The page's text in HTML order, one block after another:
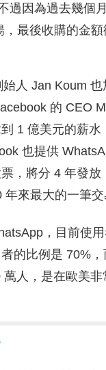
過因為過去幾個
，最後收購的金
人 Jan Koum
的 CEO
1 億美元的薪水
也提供
，將分 4 年發放
來最大的一筆交
，目前使
的比例是 70%
人，是在歐美